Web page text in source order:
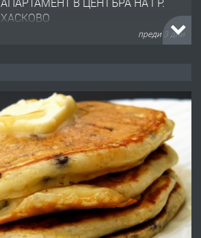
ХАСКОВО
преди 3 дни
преди 3 дни
№4120 Магазин/Офис под наем в кв.
Любен Каравелов, Хасково-близо до
градската градина!
преди 3 дни